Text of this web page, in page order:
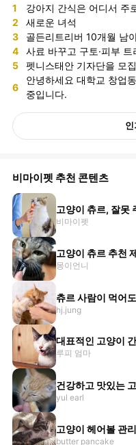
1 강아지 간식은 어디서 주
2 새로운 녀석
3 골든리트리버 10개월 남
4 사료 바꾸고 구토·피부
5 펫니스태안 기자단을 모
6
안녕하세요 대학교 창업
중입니다.
인
비마이펫 추천 콘텐츠
고양이 츄르, 잘못
비마이펫
고양이 츄르 추천
몽이언니
츄르 사람이 먹어
hj.jung
대표적인 고양이
루피 엄마
건강하고 맛있는
yul earl
고양이 헤어볼 관
butter pancake